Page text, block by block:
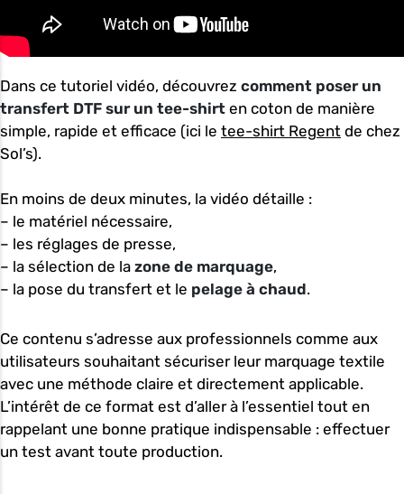
Dans ce tutoriel vidéo, découvrez comment poser un
transfert DTF sur un tee-shirt en coton de manière
simple, rapide et efficace (ici le tee-shirt Regent de chez
Sol’s).
En moins de deux minutes, la vidéo détaille :
– le matériel nécessaire,
– les réglages de presse,
– la sélection de la zone de marquage,
– la pose du transfert et le pelage à chaud.
Ce contenu s’adresse aux professionnels comme aux
utilisateurs souhaitant sécuriser leur marquage textile
avec une méthode claire et directement applicable.
L’intérêt de ce format est d’aller à l’essentiel tout en
rappelant une bonne pratique indispensable : effectuer
un test avant toute production.